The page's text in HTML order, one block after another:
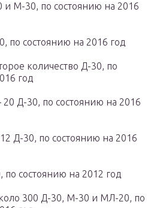
М-30, по состоянию на 2016
по состоянию на 2016 год
количество Д-30, по
год
Д-30, по состоянию на 2016
Д-30, по состоянию на 2016
состоянию на 2012 год
300 Д-30, М-30 и МЛ-20, по